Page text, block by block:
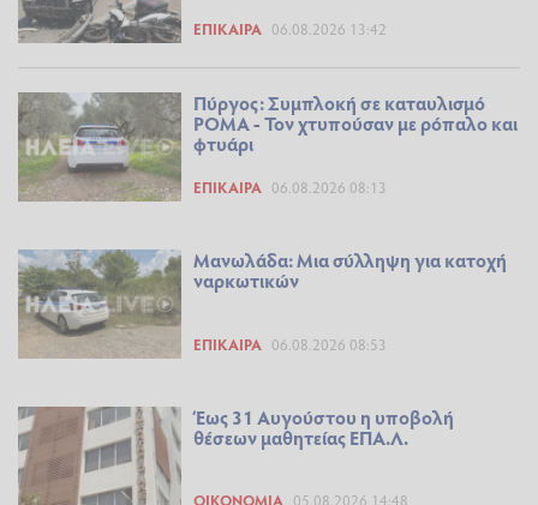
ΕΠΊΚΑΙΡΑ 06.08.2026 13:42
Πύργος: Συμπλοκή σε καταυλισμό
ΡΟΜΑ - Τον χτυπούσαν με ρόπαλο και
φτυάρι
ΕΠΊΚΑΙΡΑ 06.08.2026 08:13
Μανωλάδα: Μια σύλληψη για κατοχή
ναρκωτικών
ΕΠΊΚΑΙΡΑ 06.08.2026 08:53
Έως 31 Αυγούστου η υποβολή
θέσεων μαθητείας ΕΠΑ.Λ.
ΟΙΚΟΝΟΜΊΑ 05.08.2026 14:48